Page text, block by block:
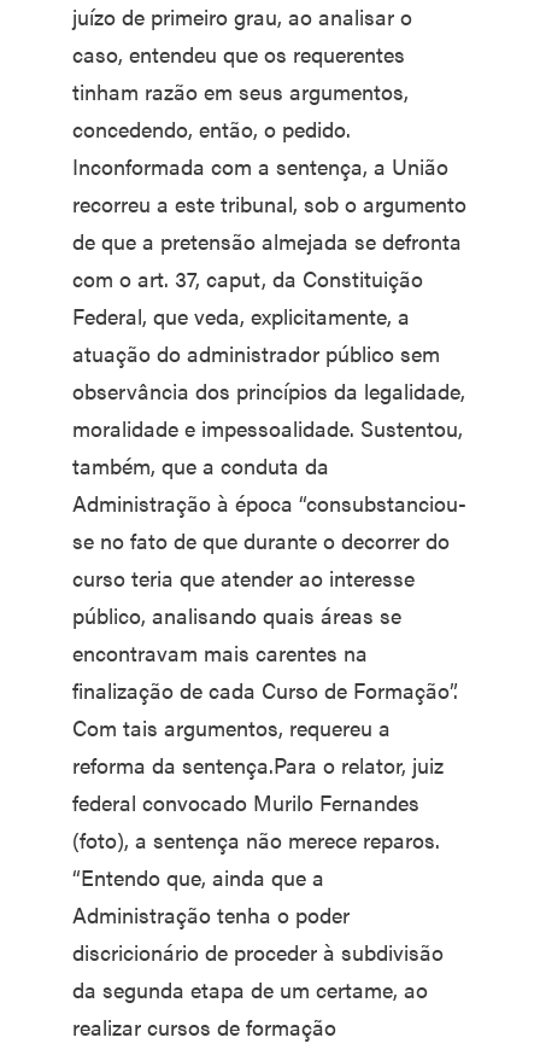
juízo de primeiro grau, ao analisar o
caso, entendeu que os requerentes
tinham razão em seus argumentos,
concedendo, então, o pedido.
Inconformada com a sentença, a União
recorreu a este tribunal, sob o argumento
de que a pretensão almejada se defronta
com o art. 37, caput, da Constituição
Federal, que veda, explicitamente, a
atuação do administrador público sem
observância dos princípios da legalidade,
moralidade e impessoalidade. Sustentou,
também, que a conduta da
Administração à época “consubstanciou-
se no fato de que durante o decorrer do
curso teria que atender ao interesse
público, analisando quais áreas se
encontravam mais carentes na
finalização de cada Curso de Formação”.
Com tais argumentos, requereu a
reforma da sentença.Para o relator, juiz
federal convocado Murilo Fernandes
(foto), a sentença não merece reparos.
“Entendo que, ainda que a
Administração tenha o poder
discricionário de proceder à subdivisão
da segunda etapa de um certame, ao
realizar cursos de formação